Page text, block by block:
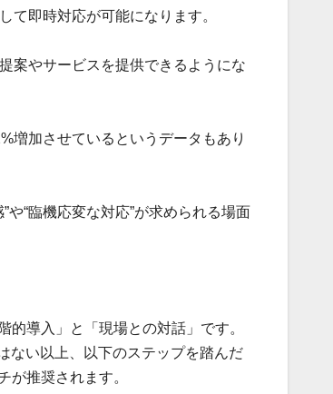
て即時対応が可能になります。
案やサービスを提供できるようにな
増加させているというデータもあり
“臨機応変な対応”が求められる場面
的導入」と「現場との対話」です。
ない以上、以下のステップを踏んだ
が推奨されます。